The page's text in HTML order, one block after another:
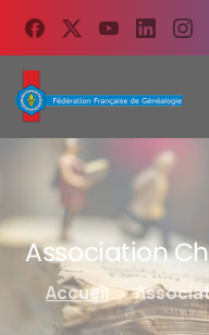
principal
Association
Accueil